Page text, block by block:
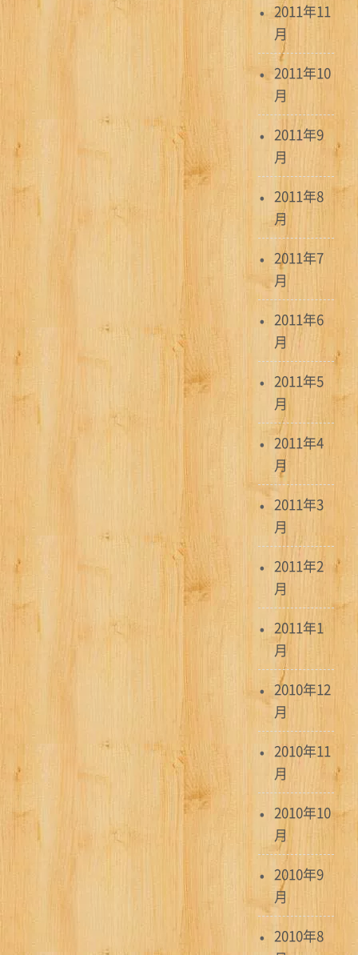
2011年11
月
2011年10
月
2011年9
月
2011年8
月
2011年7
月
2011年6
月
2011年5
月
2011年4
月
2011年3
月
2011年2
月
2011年1
月
2010年12
月
2010年11
月
2010年10
月
2010年9
月
2010年8